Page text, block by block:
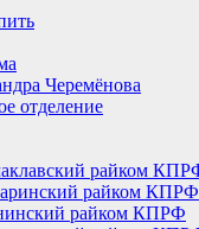
Черемёнова
отделение
райком
райком КПРФ
райком КПРФ